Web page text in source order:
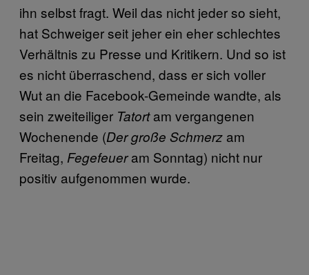
ihn selbst fragt. Weil das nicht jeder so sieht,
hat Schweiger seit jeher ein eher schlechtes
Verhältnis zu Presse und Kritikern. Und so ist
es nicht überraschend, dass er sich voller
Wut an die Facebook-Gemeinde wandte, als
sein zweiteiliger Tatortam vergangenen
Wochenende (Der große Schmerz am
Freitag, Fegefeueram Sonntag) nicht nur
positiv aufgenommen wurde.